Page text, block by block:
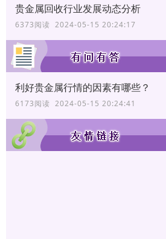
贵金属回收行业发展动态分析
6373阅读 2024-05-15 20:24:17
利好贵金属行情的因素有哪些？
6173阅读 2024-05-15 20:24:41